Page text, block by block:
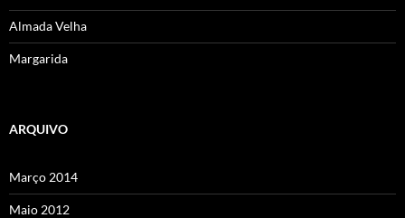
Almada Velha
Margarida
ARQUIVO
Março 2014
Maio 2012